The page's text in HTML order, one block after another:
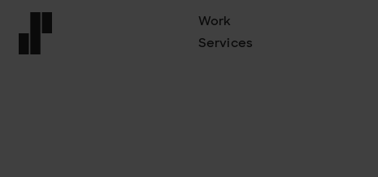
Work
Services